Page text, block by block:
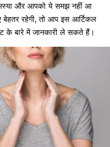
और आपको ये समझ नहीं आ
रहेगी, तो आप इस आर्टिकल
के बारे में जानकारी ले सकते हैं।